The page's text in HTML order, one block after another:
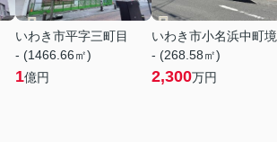
いわき市平字三町目
- (1466.66㎡)
1億円
いわき市小名浜中町境
- (268.58㎡)
2,300万円